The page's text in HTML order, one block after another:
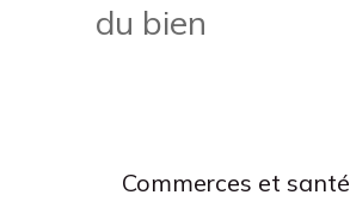
du bien
Commerces et santé